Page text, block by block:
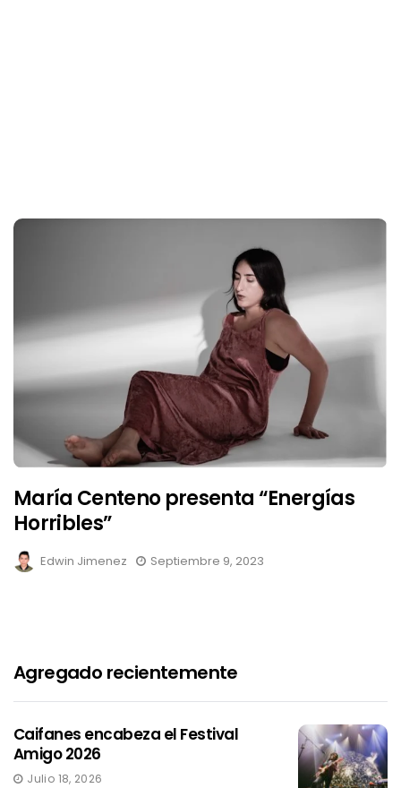
María Centeno presenta “Energías
Horribles”
Edwin Jimenez Septiembre 9, 2023
Agregado recientemente
Caifanes encabeza el Festival
Amigo 2026
Julio 18, 2026